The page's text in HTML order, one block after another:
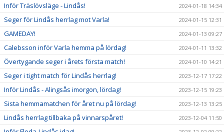
Inför Träslövsläge - Lindås! 2024-01-18 14:34
Seger för Lindås herrlag mot Varla! 2024-01-15 12:31
GAMEDAY! 2024-01-13 09:27
Calebsson inför Varla hemma på lördag! 2024-01-11 13:32
Övertygande seger i årets första match! 2024-01-10 14:21
Seger i tight match för Lindås herrlag! 2023-12-17 17:22
Inför Lindås - Alingsås imorgon, lördag! 2023-12-15 19:23
Sista hemmamatchen för året nu på lördag! 2023-12-13 13:25
Lindås herrlag tillbaka på vinnarspåret! 2023-12-04 11:50